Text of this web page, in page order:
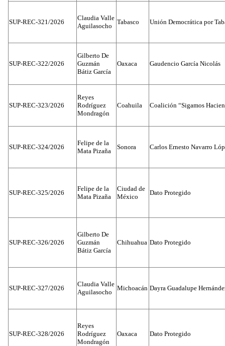
SUP-REC-321/2026
Claudia Valle
Aguilasocho
Tabasco Unión Democrática por
SUP-REC-322/2026
Gilberto De
Guzmán
Bátiz García
Oaxaca Gaudencio García Nicolás
SUP-REC-323/2026
Reyes
Rodríguez
Mondragón
Coahuila Coalición “Sigamos
SUP-REC-324/2026
Felipe de la
Mata Pizaña
Sonora Carlos Ernesto Navarro
SUP-REC-325/2026
Felipe de la
Mata Pizaña
Ciudad de
México
Dato Protegido
SUP-REC-326/2026
Gilberto De
Guzmán
Bátiz García
Chihuahua Dato Protegido
SUP-REC-327/2026
Claudia Valle
Aguilasocho
Michoacán Dayra Guadalupe
SUP-REC-328/2026
Reyes
Rodríguez
Mondragón
Oaxaca Dato Protegido